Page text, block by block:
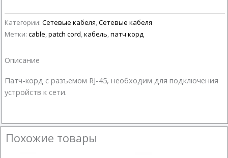
Патч-
корд
1
Медь
Категории: Сетевые кабеля,Сетевые кабеля
Метки: cable,patch cord,кабель,патч корд
Описание
Патч-корд с разъемом RJ-45, необходим для подключения
устройств к сети.
Похожие товары